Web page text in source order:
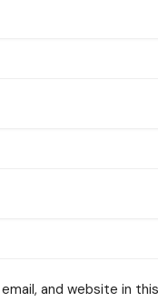
and website in